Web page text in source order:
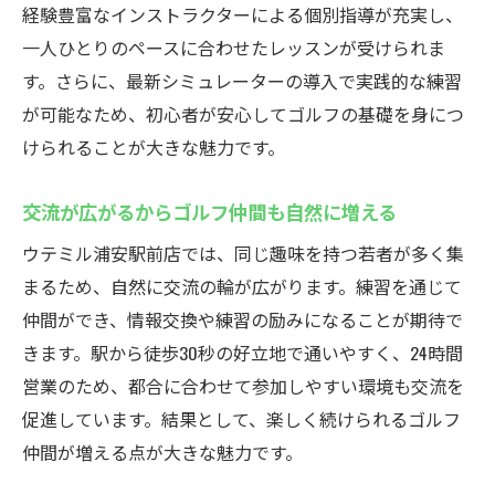
経験豊富なインストラクターによる個別指導が充実し、
一人ひとりのペースに合わせたレッスンが受けられま
す。さらに、最新シミュレーターの導入で実践的な練習
が可能なため、初心者が安心してゴルフの基礎を身につ
けられることが大きな魅力です。
交流が広がるからゴルフ仲間も自然に増える
ウテミル浦安駅前店では、同じ趣味を持つ若者が多く集
まるため、自然に交流の輪が広がります。練習を通じて
仲間ができ、情報交換や練習の励みになることが期待で
きます。駅から徒歩30秒の好立地で通いやすく、24時間
営業のため、都合に合わせて参加しやすい環境も交流を
促進しています。結果として、楽しく続けられるゴルフ
仲間が増える点が大きな魅力です。